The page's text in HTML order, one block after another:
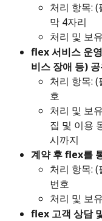
처리 항목:
막 4자리
처리 및 보
flex 서비스 운
비스 장애 등)
처리 항목:
호
처리 및 보
집 및 이용
시까지
계약 후 flex를
처리 항목:
번호
처리 및 보
flex 고객 상담